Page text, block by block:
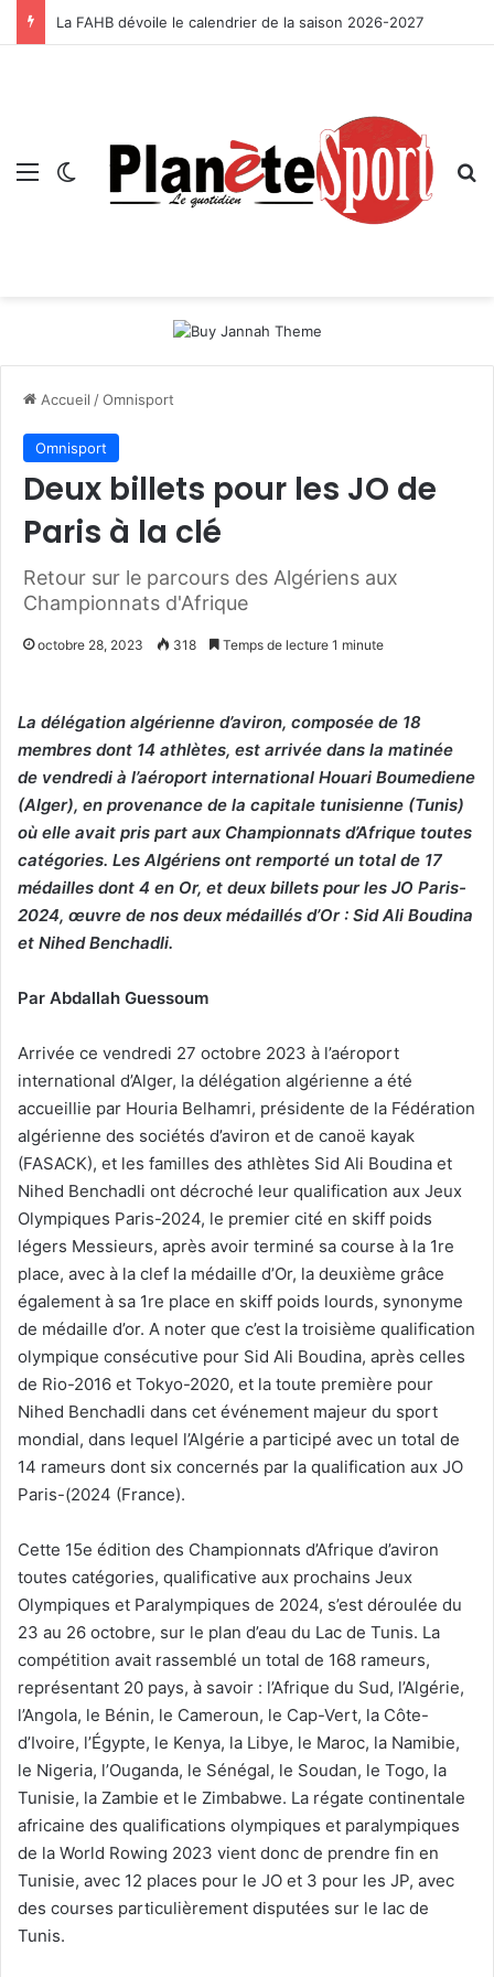
La FAHB dévoile le calendrier de la saison 2026-2027
Menu Switch skin
Accueil /Omnisport
Omnisport
Deux billets pour les JO de
Paris à la clé
Retour sur le parcours des Algériens aux
Championnats d'Afrique
octobre 28, 2023 318 Temps de lecture 1 minute
La délégation algérienne d’aviron, composée de 18
membres dont 14 athlètes, est arrivée dans la matinée
de vendredi à l’aéroport international Houari Boumediene
(Alger), en provenance de la capitale tunisienne (Tunis)
où elle avait pris part aux Championnats d’Afrique toutes
catégories. Les Algériens ont remporté un total de 17
médailles dont 4 en Or, et deux billets pour les JO Paris-
2024, œuvre de nos deux médaillés d’Or : Sid Ali Boudina
et Nihed Benchadli.
Par Abdallah Guessoum
Arrivée ce vendredi 27 octobre 2023 à l’aéroport
international d’Alger, la délégation algérienne a été
accueillie par Houria Belhamri, présidente de la Fédération
algérienne des sociétés d’aviron et de canoë kayak
(FASACK), et les familles des athlètes Sid Ali Boudina et
Nihed Benchadli ont décroché leur qualification aux Jeux
Olympiques Paris-2024, le premier cité en skiff poids
légers Messieurs, après avoir terminé sa course à la 1re
place, avec à la clef la médaille d’Or, la deuxième grâce
également à sa 1re place en skiff poids lourds, synonyme
de médaille d’or. A noter que c’est la troisième qualification
olympique consécutive pour Sid Ali Boudina, après celles
de Rio-2016 et Tokyo-2020, et la toute première pour
Nihed Benchadli dans cet événement majeur du sport
mondial, dans lequel l’Algérie a participé avec un total de
14 rameurs dont six concernés par la qualification aux JO
Paris-(2024 (France).
Cette 15e édition des Championnats d’Afrique d’aviron
toutes catégories, qualificative aux prochains Jeux
Olympiques et Paralympiques de 2024, s’est déroulée du
23 au 26 octobre, sur le plan d’eau du Lac de Tunis. La
compétition avait rassemblé un total de 168 rameurs,
représentant 20 pays, à savoir : l’Afrique du Sud, l’Algérie,
l’Angola, le Bénin, le Cameroun, le Cap-Vert, la Côte-
d’Ivoire, l’Égypte, le Kenya, la Libye, le Maroc, la Namibie,
le Nigeria, l’Ouganda, le Sénégal, le Soudan, le Togo, la
Tunisie, la Zambie et le Zimbabwe. La régate continentale
africaine des qualifications olympiques et paralympiques
de la World Rowing 2023 vient donc de prendre fin en
Tunisie, avec 12 places pour le JO et 3 pour les JP, avec
des courses particulièrement disputées sur le lac de
Tunis.